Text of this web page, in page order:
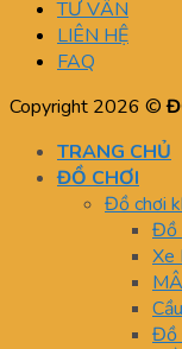
TƯ VẤN
LIÊN HỆ
FAQ
Copyright 2026 ©
TRANG CHỦ
ĐỒ CHƠI
Đồ chơi
Đồ
Xe
Đồ